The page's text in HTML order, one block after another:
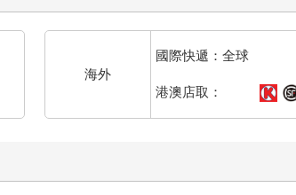
啡的專家──一職的切間美星，從剛才就一直
待客人到打掃，維持一間咖啡店所需的絕大多
海外
國際快遞：全球
港澳店取：